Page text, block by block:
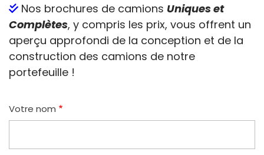
Nos brochures de camions Uniques et
Complètes, y compris les prix, vous offrent un
aperçu approfondi de la conception et de la
construction des camions de notre
portefeuille !
Votre nom